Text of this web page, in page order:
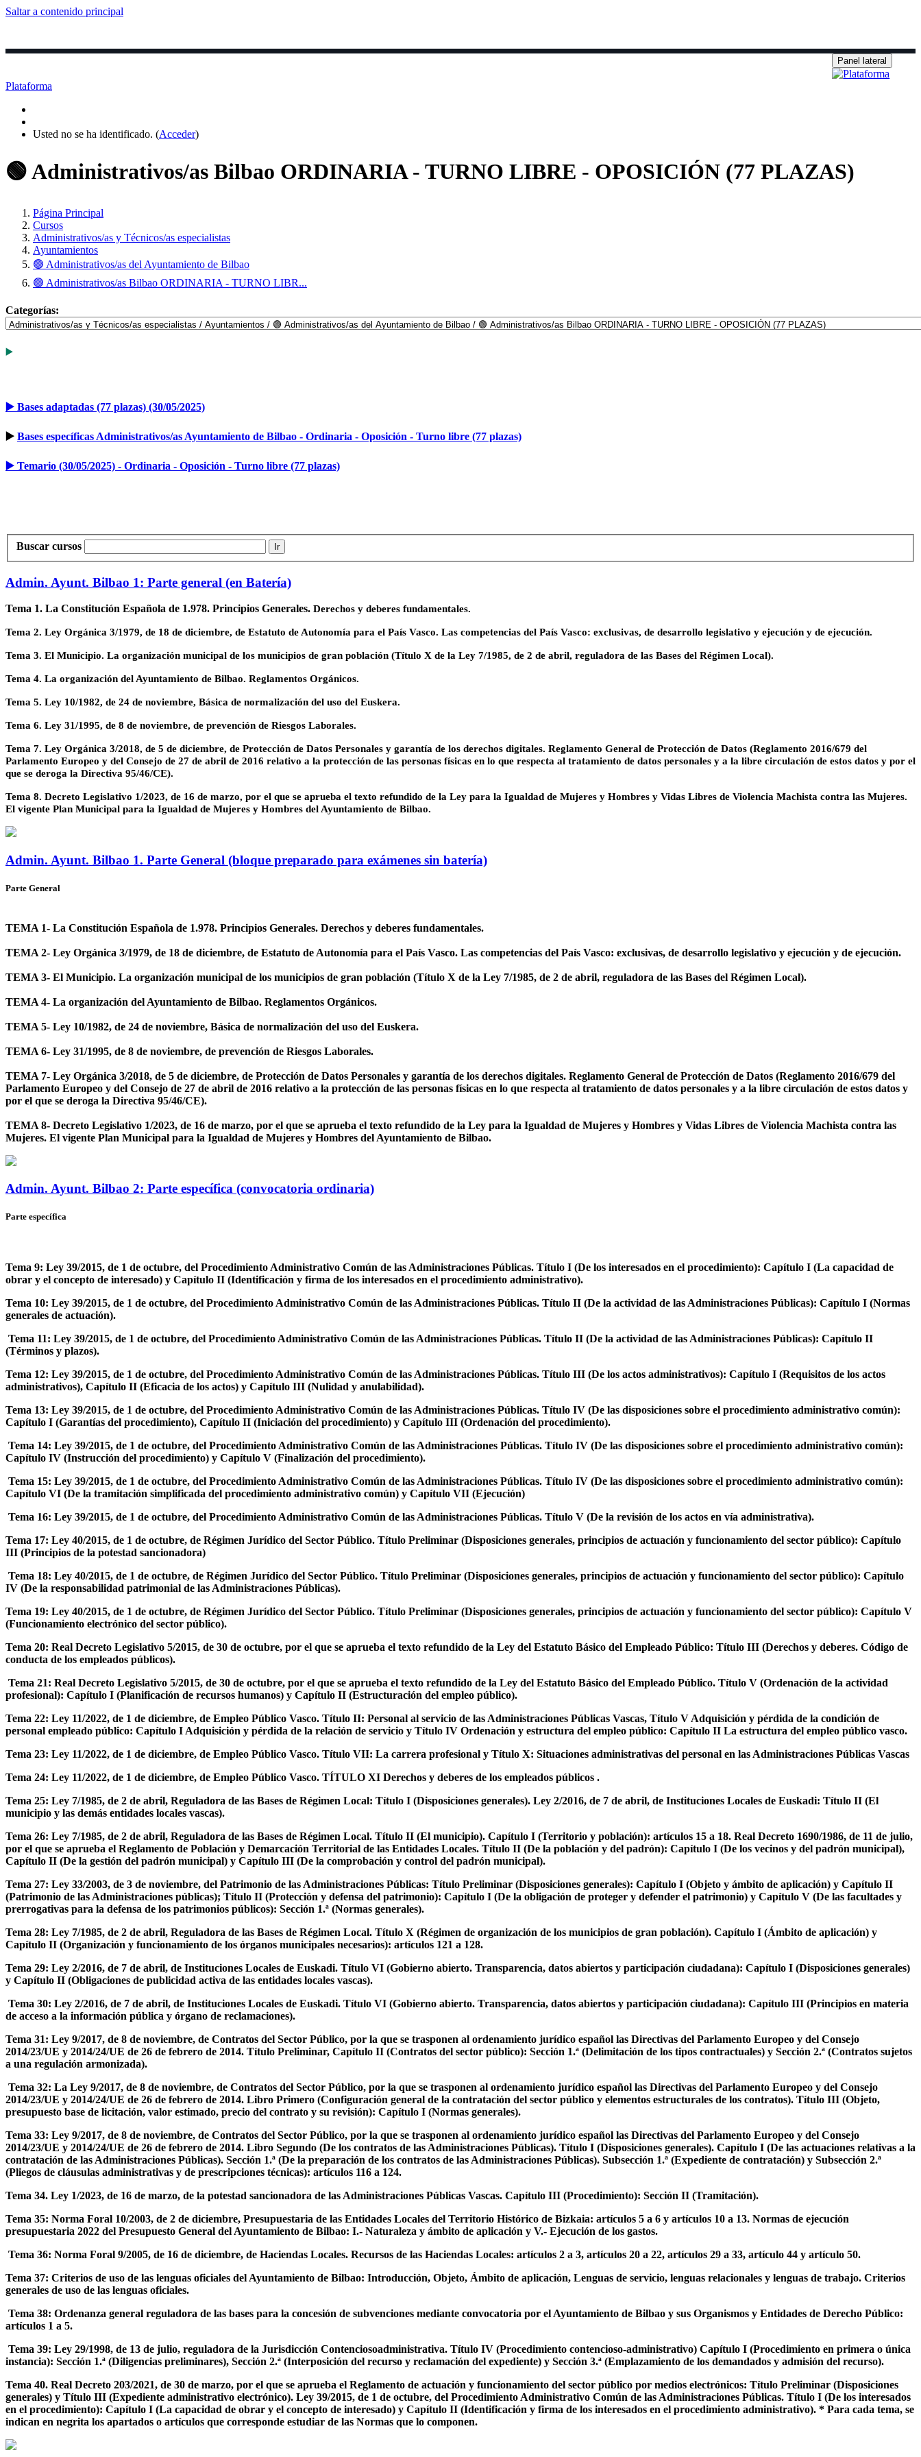
Saltar a contenido principal
633 70 25 47
Panel lateral
Plataforma
Usted no se ha identificado. (Acceder)
🟢 Administrativos/as Bilbao ORDINARIA - TURNO LIBRE - OPOSICIÓN (77 PLAZAS)
Página Principal
Cursos
Administrativos/as y Técnicos/as especialistas
Ayuntamientos
🟢 Administrativos/as del Ayuntamiento de Bilbao
🟢 Administrativos/as Bilbao ORDINARIA - TURNO LIBR...
Categorías:
▶️
▶️ Bases adaptadas (77 plazas) (30/05/2025)
▶️ Bases específicas Administrativos/as Ayuntamiento de Bilbao - Ordinaria - Oposición - Turno libre (77 plazas)
▶️ Temario (30/05/2025) - Ordinaria - Oposición - Turno libre (77 plazas)
Buscar cursos Ir
Admin. Ayunt. Bilbao 1: Parte general (en Batería)
Tema 1. La Constitución Española de 1.978. Principios Generales. Derechos y deberes fundamentales.
Tema 2. Ley Orgánica 3/1979, de 18 de diciembre, de Estatuto de Autonomía para el País Vasco. Las competencias del País Vasco: exclusivas, de desarrollo legislativo y ejecución y de ejecución.
Tema 3. El Municipio. La organización municipal de los municipios de gran población (Título X de la Ley 7/1985, de 2 de abril, reguladora de las Bases del Régimen Local).
Tema 4. La organización del Ayuntamiento de Bilbao. Reglamentos Orgánicos.
Tema 5. Ley 10/1982, de 24 de noviembre, Básica de normalización del uso del Euskera.
Tema 6. Ley 31/1995, de 8 de noviembre, de prevención de Riesgos Laborales.
Tema 7. Ley Orgánica 3/2018, de 5 de diciembre, de Protección de Datos Personales y garantía de los derechos digitales. Reglamento General de Protección de Datos (Reglamento 2016/679 del
Parlamento Europeo y del Consejo de 27 de abril de 2016 relativo a la protección de las personas físicas en lo que respecta al tratamiento de datos personales y a la libre circulación de estos datos y por el
que se deroga la Directiva 95/46/CE).
Tema 8. Decreto Legislativo 1/2023, de 16 de marzo, por el que se aprueba el texto refundido de la Ley para la Igualdad de Mujeres y Hombres y Vidas Libres de Violencia Machista contra las Mujeres.
El vigente Plan Municipal para la Igualdad de Mujeres y Hombres del Ayuntamiento de Bilbao.
Admin. Ayunt. Bilbao 1. Parte General (bloque preparado para exámenes sin batería)
Parte General
TEMA 1- La Constitución Española de 1.978. Principios Generales. Derechos y deberes fundamentales.
TEMA 2- Ley Orgánica 3/1979, de 18 de diciembre, de Estatuto de Autonomía para el País Vasco. Las competencias del País Vasco: exclusivas, de desarrollo legislativo y ejecución y de ejecución.
TEMA 3- El Municipio. La organización municipal de los municipios de gran población (Título X de la Ley 7/1985, de 2 de abril, reguladora de las Bases del Régimen Local).
TEMA 4- La organización del Ayuntamiento de Bilbao. Reglamentos Orgánicos.
TEMA 5- Ley 10/1982, de 24 de noviembre, Básica de normalización del uso del Euskera.
TEMA 6- Ley 31/1995, de 8 de noviembre, de prevención de Riesgos Laborales.
TEMA 7- Ley Orgánica 3/2018, de 5 de diciembre, de Protección de Datos Personales y garantía de los derechos digitales. Reglamento General de Protección de Datos (Reglamento 2016/679 del
Parlamento Europeo y del Consejo de 27 de abril de 2016 relativo a la protección de las personas físicas en lo que respecta al tratamiento de datos personales y a la libre circulación de estos datos y
por el que se deroga la Directiva 95/46/CE).
TEMA 8- Decreto Legislativo 1/2023, de 16 de marzo, por el que se aprueba el texto refundido de la Ley para la Igualdad de Mujeres y Hombres y Vidas Libres de Violencia Machista contra las
Mujeres. El vigente Plan Municipal para la Igualdad de Mujeres y Hombres del Ayuntamiento de Bilbao.
Admin. Ayunt. Bilbao 2: Parte específica (convocatoria ordinaria)
Parte específica
Tema 9: Ley 39/2015, de 1 de octubre, del Procedimiento Administrativo Común de las Administraciones Públicas. Título I (De los interesados en el procedimiento): Capítulo I (La capacidad de
obrar y el concepto de interesado) y Capítulo II (Identificación y firma de los interesados en el procedimiento administrativo).
Tema 10: Ley 39/2015, de 1 de octubre, del Procedimiento Administrativo Común de las Administraciones Públicas. Título II (De la actividad de las Administraciones Públicas): Capítulo I (Normas
generales de actuación).
Tema 11: Ley 39/2015, de 1 de octubre, del Procedimiento Administrativo Común de las Administraciones Públicas. Título II (De la actividad de las Administraciones Públicas): Capítulo II
(Términos y plazos).
Tema 12: Ley 39/2015, de 1 de octubre, del Procedimiento Administrativo Común de las Administraciones Públicas. Título III (De los actos administrativos): Capítulo I (Requisitos de los actos
administrativos), Capítulo II (Eficacia de los actos) y Capítulo III (Nulidad y anulabilidad).
Tema 13: Ley 39/2015, de 1 de octubre, del Procedimiento Administrativo Común de las Administraciones Públicas. Título IV (De las disposiciones sobre el procedimiento administrativo común):
Capítulo I (Garantías del procedimiento), Capítulo II (Iniciación del procedimiento) y Capítulo III (Ordenación del procedimiento).
Tema 14: Ley 39/2015, de 1 de octubre, del Procedimiento Administrativo Común de las Administraciones Públicas. Título IV (De las disposiciones sobre el procedimiento administrativo común):
Capítulo IV (Instrucción del procedimiento) y Capítulo V (Finalización del procedimiento).
Tema 15: Ley 39/2015, de 1 de octubre, del Procedimiento Administrativo Común de las Administraciones Públicas. Título IV (De las disposiciones sobre el procedimiento administrativo común):
Capítulo VI (De la tramitación simplificada del procedimiento administrativo común) y Capítulo VII (Ejecución)
Tema 16: Ley 39/2015, de 1 de octubre, del Procedimiento Administrativo Común de las Administraciones Públicas. Título V (De la revisión de los actos en vía administrativa).
Tema 17: Ley 40/2015, de 1 de octubre, de Régimen Jurídico del Sector Público. Título Preliminar (Disposiciones generales, principios de actuación y funcionamiento del sector público): Capítulo
III (Principios de la potestad sancionadora)
Tema 18: Ley 40/2015, de 1 de octubre, de Régimen Jurídico del Sector Público. Título Preliminar (Disposiciones generales, principios de actuación y funcionamiento del sector público): Capítulo
IV (De la responsabilidad patrimonial de las Administraciones Públicas).
Tema 19: Ley 40/2015, de 1 de octubre, de Régimen Jurídico del Sector Público. Título Preliminar (Disposiciones generales, principios de actuación y funcionamiento del sector público): Capítulo V
(Funcionamiento electrónico del sector público).
Tema 20: Real Decreto Legislativo 5/2015, de 30 de octubre, por el que se aprueba el texto refundido de la Ley del Estatuto Básico del Empleado Público: Título III (Derechos y deberes. Código de
conducta de los empleados públicos).
Tema 21: Real Decreto Legislativo 5/2015, de 30 de octubre, por el que se aprueba el texto refundido de la Ley del Estatuto Básico del Empleado Público. Título V (Ordenación de la actividad
profesional): Capítulo I (Planificación de recursos humanos) y Capítulo II (Estructuración del empleo público).
Tema 22: Ley 11/2022, de 1 de diciembre, de Empleo Público Vasco. Título II: Personal al servicio de las Administraciones Públicas Vascas, Título V Adquisición y pérdida de la condición de
personal empleado público: Capítulo I Adquisición y pérdida de la relación de servicio y Título IV Ordenación y estructura del empleo público: Capítulo II La estructura del empleo público vasco.
Tema 23: Ley 11/2022, de 1 de diciembre, de Empleo Público Vasco. Título VII: La carrera profesional y Título X: Situaciones administrativas del personal en las Administraciones Públicas Vascas
Tema 24: Ley 11/2022, de 1 de diciembre, de Empleo Público Vasco. TÍTULO XI Derechos y deberes de los empleados públicos .
Tema 25: Ley 7/1985, de 2 de abril, Reguladora de las Bases de Régimen Local: Título I (Disposiciones generales). Ley 2/2016, de 7 de abril, de Instituciones Locales de Euskadi: Título II (El
municipio y las demás entidades locales vascas).
Tema 26: Ley 7/1985, de 2 de abril, Reguladora de las Bases de Régimen Local. Título II (El municipio). Capítulo I (Territorio y población): artículos 15 a 18. Real Decreto 1690/1986, de 11 de julio,
por el que se aprueba el Reglamento de Población y Demarcación Territorial de las Entidades Locales. Título II (De la población y del padrón): Capítulo I (De los vecinos y del padrón municipal),
Capítulo II (De la gestión del padrón municipal) y Capítulo III (De la comprobación y control del padrón municipal).
Tema 27: Ley 33/2003, de 3 de noviembre, del Patrimonio de las Administraciones Públicas: Título Preliminar (Disposiciones generales): Capítulo I (Objeto y ámbito de aplicación) y Capítulo II
(Patrimonio de las Administraciones públicas); Título II (Protección y defensa del patrimonio): Capítulo I (De la obligación de proteger y defender el patrimonio) y Capítulo V (De las facultades y
prerrogativas para la defensa de los patrimonios públicos): Sección 1.ª (Normas generales).
Tema 28: Ley 7/1985, de 2 de abril, Reguladora de las Bases de Régimen Local. Título X (Régimen de organización de los municipios de gran población). Capítulo I (Ámbito de aplicación) y
Capítulo II (Organización y funcionamiento de los órganos municipales necesarios): artículos 121 a 128.
Tema 29: Ley 2/2016, de 7 de abril, de Instituciones Locales de Euskadi. Título VI (Gobierno abierto. Transparencia, datos abiertos y participación ciudadana): Capítulo I (Disposiciones generales)
y Capítulo II (Obligaciones de publicidad activa de las entidades locales vascas).
Tema 30: Ley 2/2016, de 7 de abril, de Instituciones Locales de Euskadi. Título VI (Gobierno abierto. Transparencia, datos abiertos y participación ciudadana): Capítulo III (Principios en materia
de acceso a la información pública y órgano de reclamaciones).
Tema 31: Ley 9/2017, de 8 de noviembre, de Contratos del Sector Público, por la que se trasponen al ordenamiento jurídico español las Directivas del Parlamento Europeo y del Consejo
2014/23/UE y 2014/24/UE de 26 de febrero de 2014. Título Preliminar, Capítulo II (Contratos del sector público): Sección 1.ª (Delimitación de los tipos contractuales) y Sección 2.ª (Contratos sujetos
a una regulación armonizada).
Tema 32: La Ley 9/2017, de 8 de noviembre, de Contratos del Sector Público, por la que se trasponen al ordenamiento jurídico español las Directivas del Parlamento Europeo y del Consejo
2014/23/UE y 2014/24/UE de 26 de febrero de 2014. Libro Primero (Configuración general de la contratación del sector público y elementos estructurales de los contratos). Título III (Objeto,
presupuesto base de licitación, valor estimado, precio del contrato y su revisión): Capítulo I (Normas generales).
Tema 33: Ley 9/2017, de 8 de noviembre, de Contratos del Sector Público, por la que se trasponen al ordenamiento jurídico español las Directivas del Parlamento Europeo y del Consejo
2014/23/UE y 2014/24/UE de 26 de febrero de 2014. Libro Segundo (De los contratos de las Administraciones Públicas). Título I (Disposiciones generales). Capítulo I (De las actuaciones relativas a la
contratación de las Administraciones Públicas). Sección 1.ª (De la preparación de los contratos de las Administraciones Públicas). Subsección 1.ª (Expediente de contratación) y Subsección 2.ª
(Pliegos de cláusulas administrativas y de prescripciones técnicas): artículos 116 a 124.
Tema 34. Ley 1/2023, de 16 de marzo, de la potestad sancionadora de las Administraciones Públicas Vascas. Capítulo III (Procedimiento): Sección II (Tramitación).
Tema 35: Norma Foral 10/2003, de 2 de diciembre, Presupuestaria de las Entidades Locales del Territorio Histórico de Bizkaia: artículos 5 a 6 y artículos 10 a 13. Normas de ejecución
presupuestaria 2022 del Presupuesto General del Ayuntamiento de Bilbao: I.- Naturaleza y ámbito de aplicación y V.- Ejecución de los gastos.
Tema 36: Norma Foral 9/2005, de 16 de diciembre, de Haciendas Locales. Recursos de las Haciendas Locales: artículos 2 a 3, artículos 20 a 22, artículos 29 a 33, artículo 44 y artículo 50.
Tema 37: Criterios de uso de las lenguas oficiales del Ayuntamiento de Bilbao: Introducción, Objeto, Ámbito de aplicación, Lenguas de servicio, lenguas relacionales y lenguas de trabajo. Criterios
generales de uso de las lenguas oficiales.
Tema 38: Ordenanza general reguladora de las bases para la concesión de subvenciones mediante convocatoria por el Ayuntamiento de Bilbao y sus Organismos y Entidades de Derecho Público:
artículos 1 a 5.
Tema 39: Ley 29/1998, de 13 de julio, reguladora de la Jurisdicción Contenciosoadministrativa. Título IV (Procedimiento contencioso-administrativo) Capítulo I (Procedimiento en primera o única
instancia): Sección 1.ª (Diligencias preliminares), Sección 2.ª (Interposición del recurso y reclamación del expediente) y Sección 3.ª (Emplazamiento de los demandados y admisión del recurso).
Tema 40. Real Decreto 203/2021, de 30 de marzo, por el que se aprueba el Reglamento de actuación y funcionamiento del sector público por medios electrónicos: Título Preliminar (Disposiciones
generales) y Título III (Expediente administrativo electrónico). Ley 39/2015, de 1 de octubre, del Procedimiento Administrativo Común de las Administraciones Públicas. Título I (De los interesados
en el procedimiento): Capítulo I (La capacidad de obrar y el concepto de interesado) y Capítulo II (Identificación y firma de los interesados en el procedimiento administrativo). * Para cada tema, se
indican en negrita los apartados o artículos que corresponde estudiar de las Normas que lo componen.